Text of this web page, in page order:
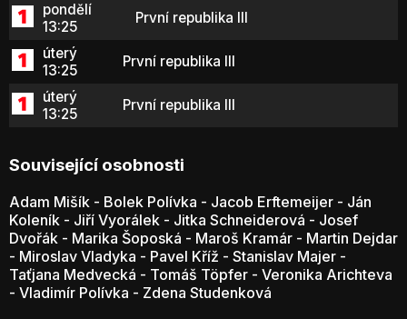
pondělí
13:25
První republika III
úterý
13:25
První republika III
úterý
13:25
První republika III
Související osobnosti
Adam Mišík - Bolek Polívka - Jacob Erftemeijer - Ján
Koleník - Jiří Vyorálek - Jitka Schneiderová - Josef
Dvořák - Marika Šoposká - Maroš Kramár - Martin Dejdar
- Miroslav Vladyka - Pavel Kříž - Stanislav Majer -
Taťjana Medvecká - Tomáš Töpfer - Veronika Arichteva
- Vladimír Polívka - Zdena Studenková